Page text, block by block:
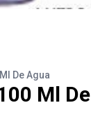
De Agua
Ml